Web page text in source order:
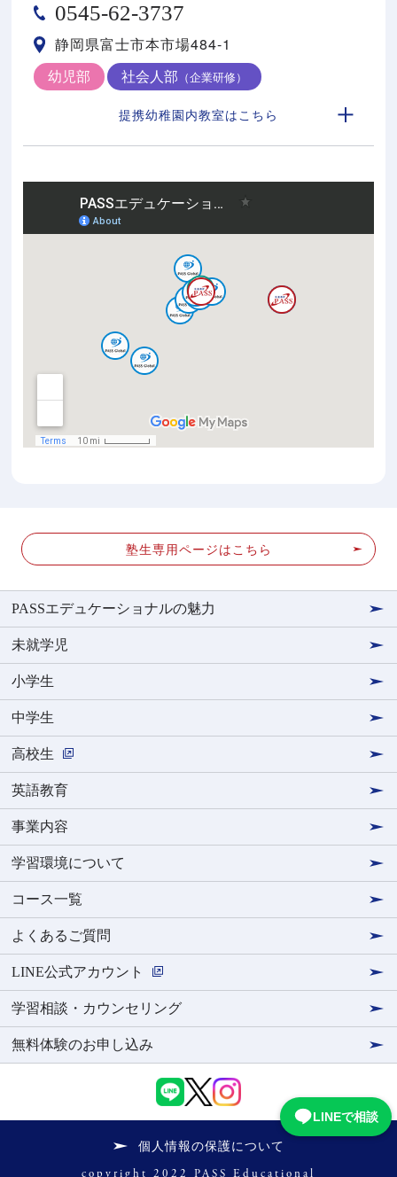
0545-62-3737
静岡県富士市本市場484-1
幼児部 社会人部 （企業研修）
提携幼稚園内教室はこちら
塾生専用ページはこちら
PASSエデュケーショナルの魅力
未就学児
小学生
中学生
高校生
英語教育
事業内容
学習環境について
コース一覧
よくあるご質問
LINE公式アカウント
学習相談・カウンセリング
無料体験のお申し込み
個人情報の保護について
LINEで相談